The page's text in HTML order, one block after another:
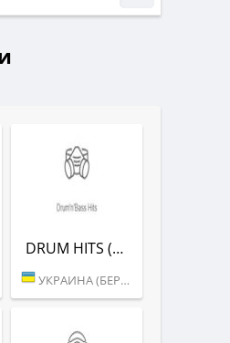
DRUM HITS (РАДІО РЕКОРД)
УКРАИНА (БЕРДИЧЕВ)